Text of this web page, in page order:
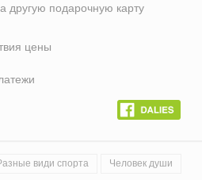
другую подарочную карту
цены
види спорта Человек души